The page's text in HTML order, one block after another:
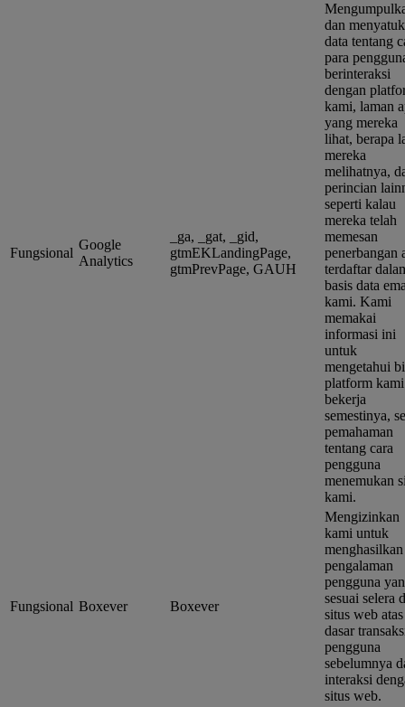
Fungsional
Google
Analytics
_ga, _gat, _gid,
gtmEKLandingPage,
gtmPrevPage, GAUH
dan
data tentang
para
berinteraksi
dengan
kami, laman
yang mereka
lihat, berapa
mereka
melihatnya,
perincian
seperti kalau
mereka telah
memesan
penerbangan
terdaftar
basis data
kami. Kami
memakai
informasi ini
untuk
mengetahui
platform kami
bekerja
semestinya,
pemahaman
tentang cara
pengguna
menemukan
kami.
Fungsional Boxever Boxever
Mengizinkan
kami untuk
menghasilkan
pengalaman
pengguna
sesuai selera
situs web atas
dasar
pengguna
sebelumnya
interaksi
situs web.